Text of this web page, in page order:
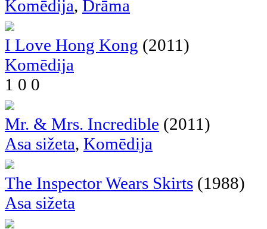
Komēdija, Drāma
I Love Hong Kong (2011)
Komēdija
1 0 0
Mr. & Mrs. Incredible (2011)
Asa sižeta, Komēdija
The Inspector Wears Skirts (1988)
Asa sižeta